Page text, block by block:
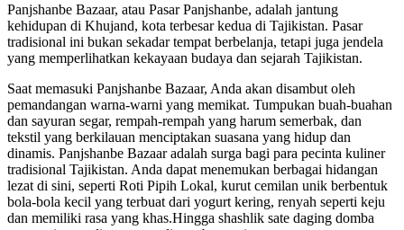
Panjshanbe Bazaar, atau Pasar Panjshanbe, adalah jantung
kehidupan di Khujand, kota terbesar kedua di Tajikistan. Pasar
tradisional ini bukan sekadar tempat berbelanja, tetapi juga jendela
yang memperlihatkan kekayaan budaya dan sejarah Tajikistan.
Saat memasuki Panjshanbe Bazaar, Anda akan disambut oleh
pemandangan warna-warni yang memikat. Tumpukan buah-buahan
dan sayuran segar, rempah-rempah yang harum semerbak, dan
tekstil yang berkilauan menciptakan suasana yang hidup dan
dinamis. Panjshanbe Bazaar adalah surga bagi para pecinta kuliner
tradisional Tajikistan. Anda dapat menemukan berbagai hidangan
lezat di sini, seperti Roti Pipih Lokal, kurut cemilan unik berbentuk
bola-bola kecil yang terbuat dari yogurt kering, renyah seperti keju
dan memiliki rasa yang khas.Hingga shashlik sate daging domba